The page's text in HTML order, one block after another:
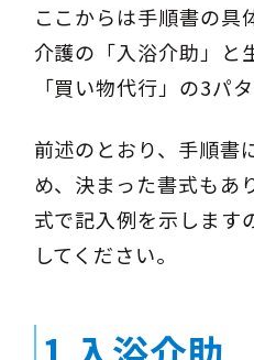
ここからは手順書の具
介護の「入浴介助」と
「買い物代行」の3パ
前述のとおり、手順書
め、決まった書式もあ
式で記入例を示します
してください。